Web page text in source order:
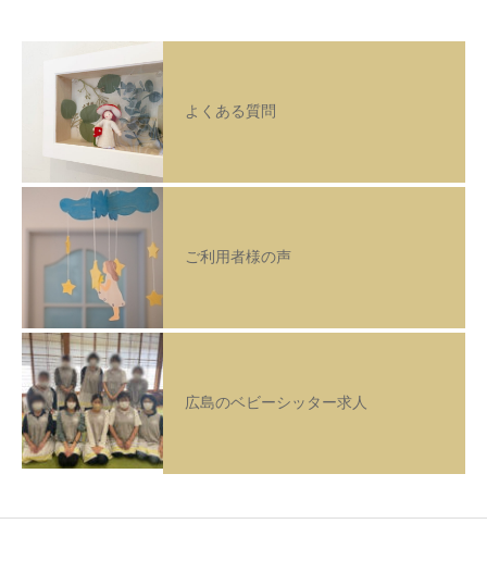
よくある質問
ご利用者様の声
広島のベビーシッター求人